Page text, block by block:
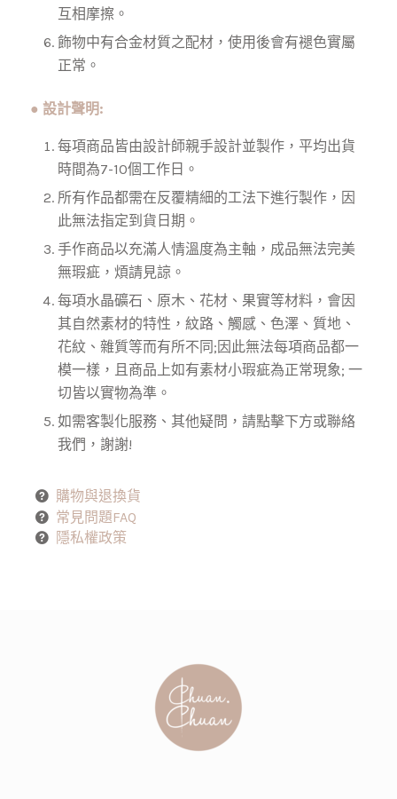
互相摩擦。
飾物中有合金材質之配材，使用後會有褪色實屬
正常。
● 設計聲明:
每項商品皆由設計師親手設計並製作，平均出貨
時間為7-10個工作日。
所有作品都需在反覆精細的工法下進行製作，因
此無法指定到貨日期。
手作商品以充滿人情溫度為主軸，成品無法完美
無瑕疵，煩請見諒。
每項水晶礦石、原木、花材、果實等材料，會因
其自然素材的特性，紋路、觸感、色澤、質地、
花紋、雜質等而有所不同;因此無法每項商品都一
模一樣，且商品上如有素材小瑕疵為正常現象; 一
切皆以實物為準。
如需客製化服務、其他疑問，請點擊下方或聯絡
我們，謝謝!
購物與退換貨
常見問題FAQ
隱私權政策